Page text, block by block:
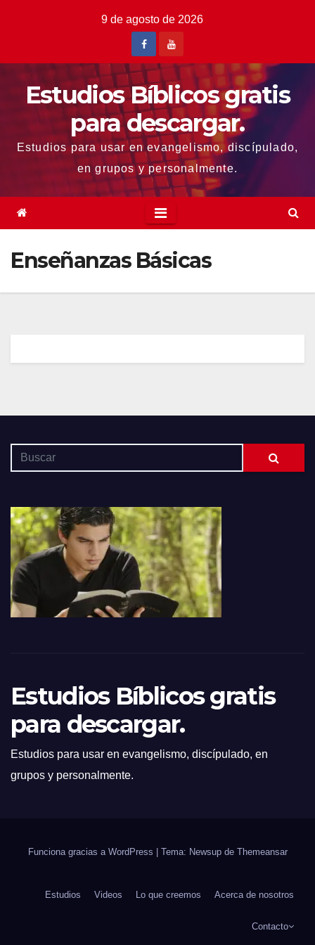
9 de agosto de 2026
Estudios Bíblicos gratis
para descargar.
Estudios para usar en evangelismo, discípulado,
en grupos y personalmente.
Enseñanzas Básicas
Estudios Bíblicos gratis
para descargar.
Estudios para usar en evangelismo, discípulado, en
grupos y personalmente.
Funciona gracias a WordPress Tema: Newsup de Themeansar
Estudios Videos Lo que creemos Acerca de nosotros
Contacto